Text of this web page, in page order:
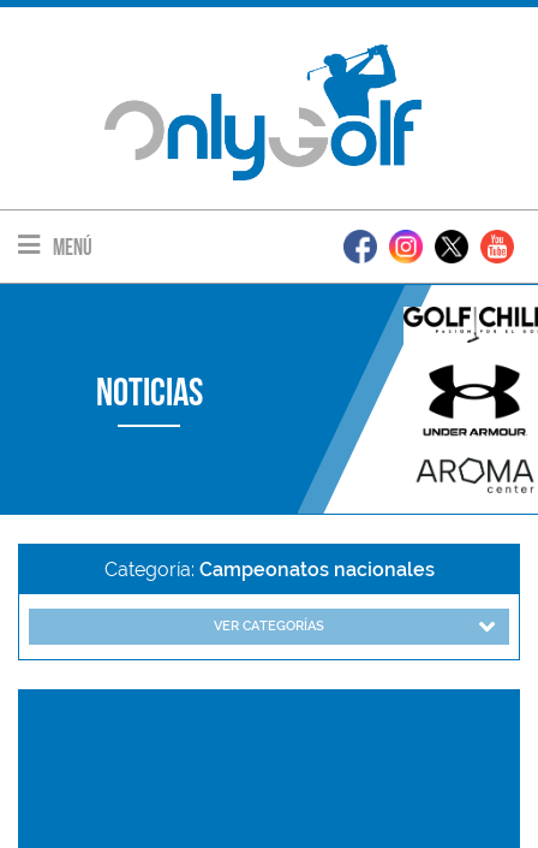
Menú
Noticias
Categoría: Campeonatos nacionales
VER CATEGORÍAS